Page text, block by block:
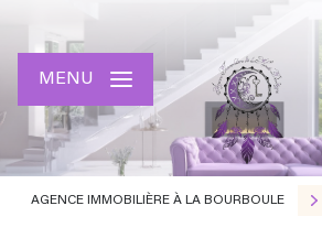
MENU
AGENCE IMMOBILIÈRE À LA BOURBOULE